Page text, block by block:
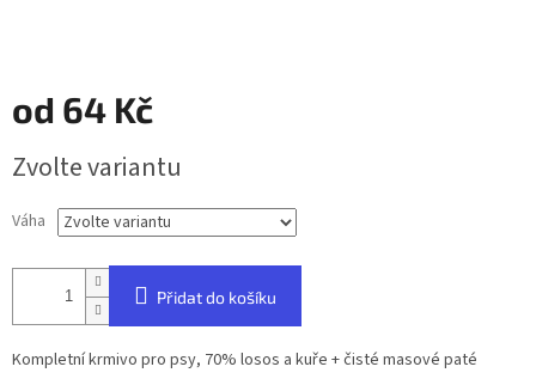
od 64 Kč
cena:
Zvolte variantu
Váha
Přidat do košíku
Kompletní krmivo pro psy, 70% losos a kuře + čisté masové paté